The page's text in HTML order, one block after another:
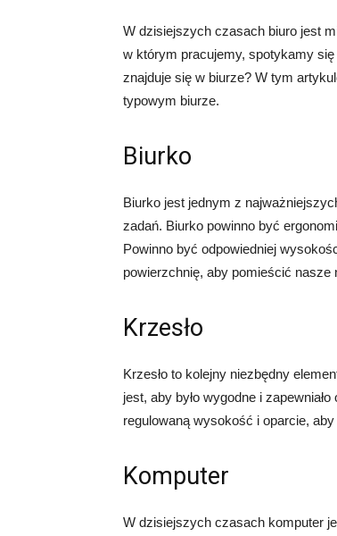
W dzisiejszych czasach biuro jest
w którym pracujemy, spotykamy
znajduje się w biurze? W tym
typowym biurze.
Biurko
Biurko jest jednym z
zadań. Biurko powinno być
Powinno być odpowiedniej
powierzchnię, aby pomieścić nasze
Krzesło
Krzesło to kolejny niezbędny
jest, aby było wygodne i
regulowaną wysokość i oparcie,
Komputer
W dzisiejszych czasach komputer